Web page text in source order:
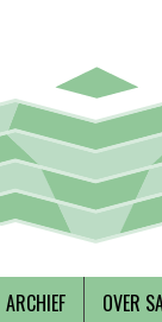
ARCHIEF OVER